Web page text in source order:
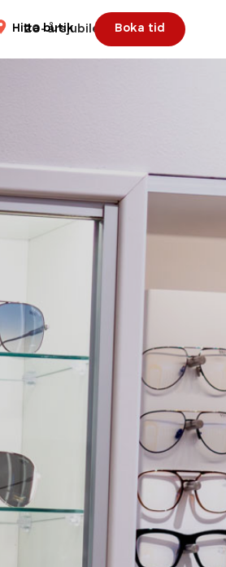
20-årsjubileum
Hitta butik Boka tid